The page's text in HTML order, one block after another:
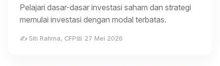
Pelajari dasar-dasar investasi saham dan strategi
memulai investasi dengan modal terbatas.
✍️ Siti Rahma, CFP📅 27 Mei 2026